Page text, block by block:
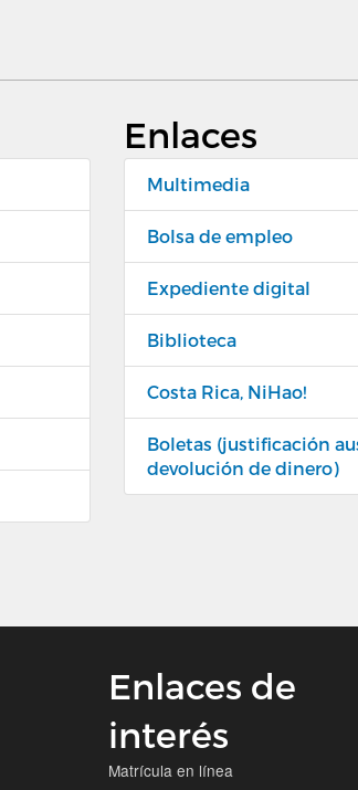
Enlaces
Multimedia
Bolsa de empleo
Expediente digital
Biblioteca
Costa Rica, NiHao!
Boletas (justificación
devolución de dinero)
Enlaces de
interés
Matrícula en línea